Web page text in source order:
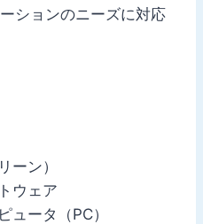
ションのニーズに対応
ーン）
ウェア
ュータ（PC）